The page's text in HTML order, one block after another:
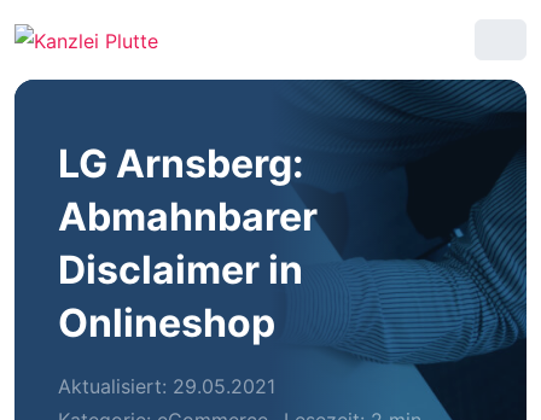
LG Arnsberg:
Abmahnbarer
Disclaimer in
Onlineshop
Aktualisiert: 29.05.2021